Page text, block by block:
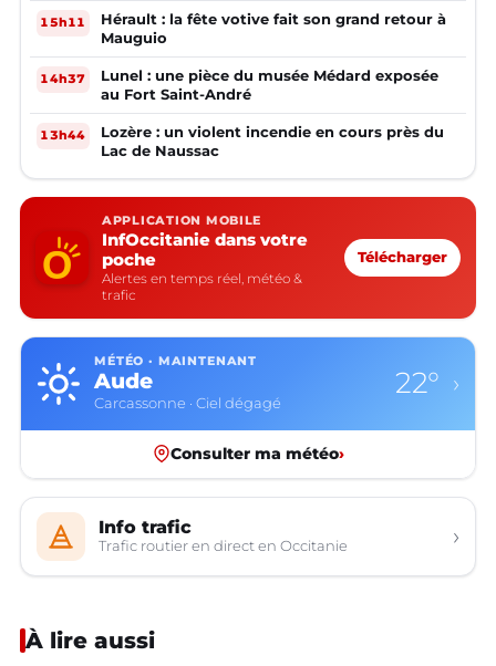
15h11
Hérault : la fête votive fait son grand retour à
Mauguio
14h37
Lunel : une pièce du musée Médard exposée
au Fort Saint-André
13h44
Lozère : un violent incendie en cours près du
Lac de Naussac
APPLICATION MOBILE
InfOccitanie dans votre
poche
Alertes en temps réel, météo &
trafic
Télécharger
MÉTÉO · MAINTENANT
Aude
Carcassonne · Ciel dégagé
22° ›
Consulter ma météo›
Info trafic
Trafic routier en direct en Occitanie ›
À lire aussi